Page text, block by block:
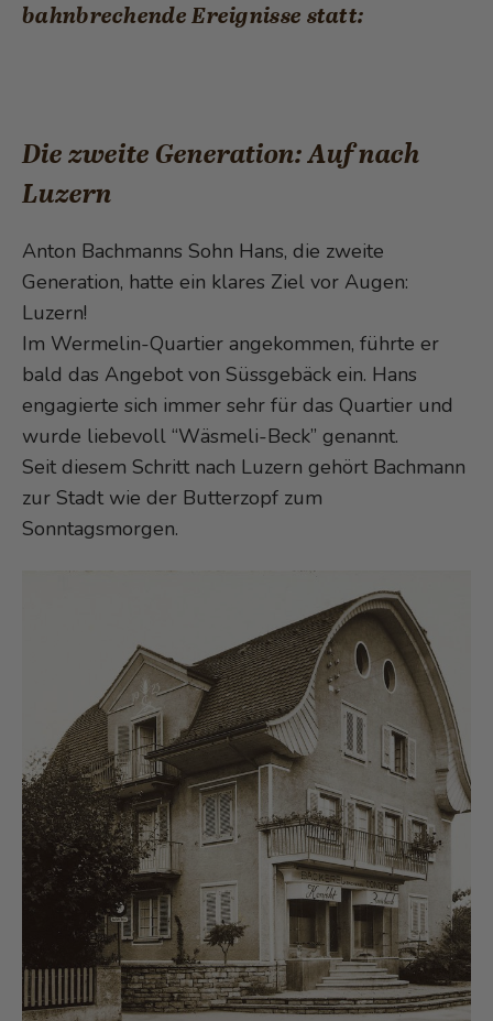
bahnbrechende Ereignisse statt:
Die zweite Generation: Auf nach
Luzern
Anton Bachmanns Sohn Hans, die zweite
Generation, hatte ein klares Ziel vor Augen:
Luzern!
Im Wermelin-Quartier angekommen, führte er
bald das Angebot von Süssgebäck ein. Hans
engagierte sich immer sehr für das Quartier und
wurde liebevoll “Wäsmeli-Beck” genannt.
Seit diesem Schritt nach Luzern gehört Bachmann
zur Stadt wie der Butterzopf zum
Sonntagsmorgen.